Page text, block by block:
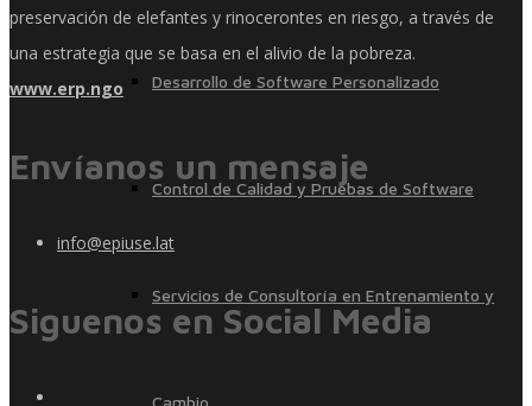
Desarrollo de Software Personalizado
Control de Calidad y Pruebas de Software
Servicios de Consultoría en Entrenamiento y
Cambio
preservación de elefantes y rinocerontes en riesgo, a través de
una estrategia que se basa en el alivio de la pobreza.
www.erp.ngo
Envíanos un mensaje
info@epiuse.lat
Siguenos en Social Media